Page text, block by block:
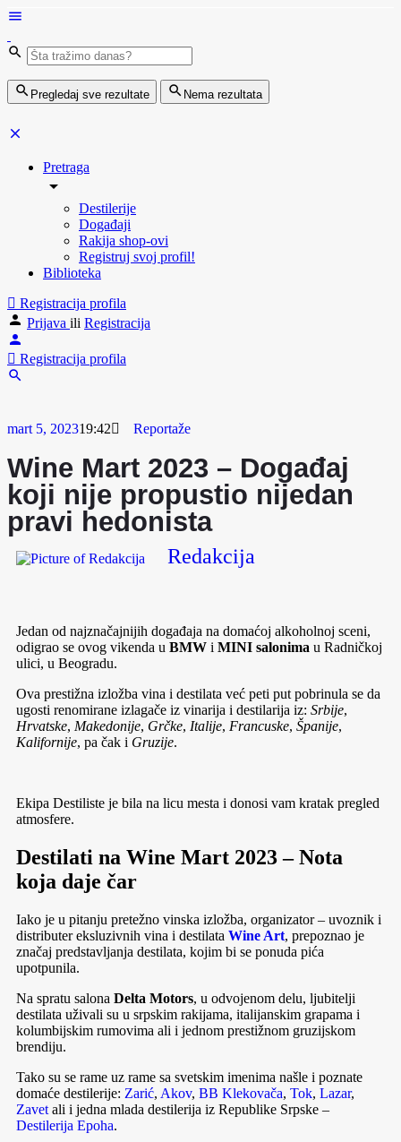
Pregledaj sve rezultate Nema rezultata
Pretraga
Destilerije
Događaji
Rakija shop-ovi
Registruj svoj profil!
Biblioteka
Registracija profila
Prijava ili Registracija
Registracija profila
mart 5, 202319:42 Reportaže
Wine Mart 2023 – Događaj
koji nije propustio nijedan
pravi hedonista
Redakcija
Jedan od najznačajnijih događaja na domaćoj alkoholnoj sceni,
odigrao se ovog vikenda u BMW i MINI salonima u Radničkoj
ulici, u Beogradu.
Ova prestižna izložba vina i destilata već peti put pobrinula se da
ugosti renomirane izlagače iz vinarija i destilarija iz: Srbije,
Hrvatske, Makedonije, Grčke, Italije, Francuske, Španije,
Kalifornije, pa čak i Gruzije.
Ekipa Destiliste je bila na licu mesta i donosi vam kratak pregled
atmosfere.
Destilati na Wine Mart 2023 – Nota
koja daje čar
Iako je u pitanju pretežno vinska izložba, organizator – uvoznik i
distributer eksluzivnih vina i destilata Wine Art, prepoznao je
značaj predstavljanja destilata, kojim bi se ponuda pića
upotpunila.
Na spratu salona Delta Motors, u odvojenom delu, ljubitelji
destilata uživali su u srpskim rakijama, italijanskim grapama i
kolumbijskim rumovima ali i jednom prestižnom gruzijskom
brendiju.
Tako su se rame uz rame sa svetskim imenima našle i poznate
domaće destilerije: Zarić, Akov, BB Klekovača, Tok, Lazar,
Zavet ali i jedna mlada destilerija iz Republike Srpske –
Destilerija Epoha.